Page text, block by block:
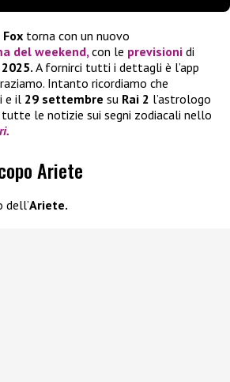
torna con un nuovo
del weekend, con le previsioni di
A fornirci tutti i dettagli è l’app
Intanto ricordiamo che
e il 29 settembre su Rai 2 l’astrologo
tutte le notizie sui segni zodiacali nello
Ariete
dell’Ariete.